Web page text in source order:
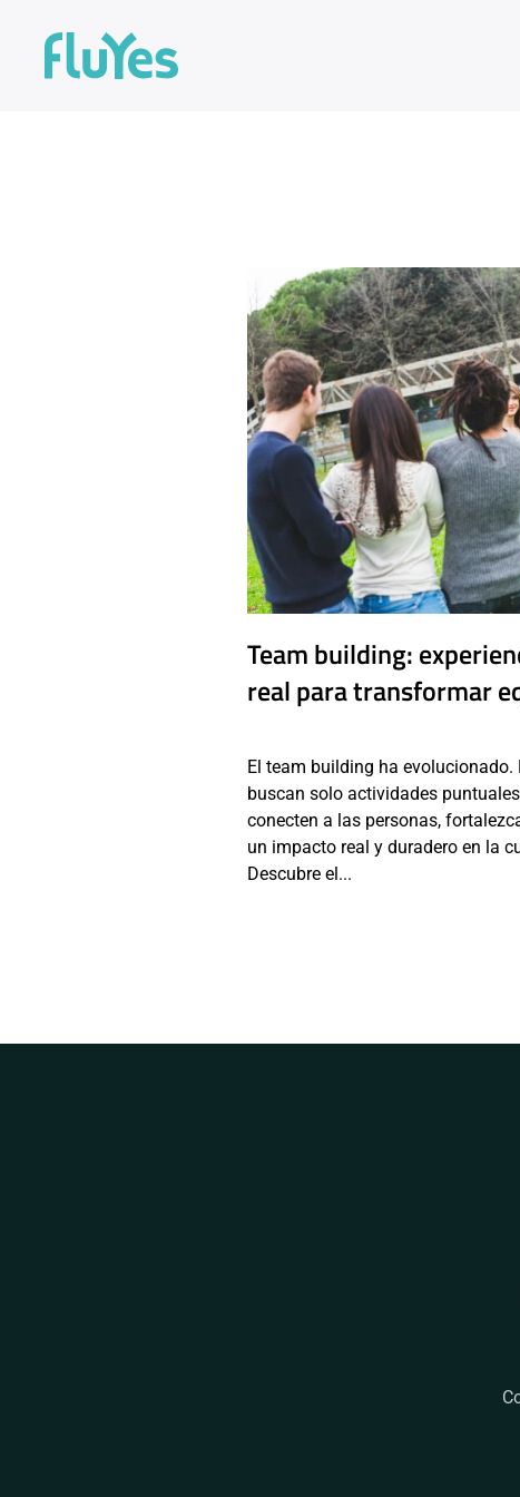
Ir al contenido principal
Team building:
real para transformar
El team building ha evolucionado.
buscan solo actividades
conecten a las personas,
un impacto real y duradero en la
Descubre el...